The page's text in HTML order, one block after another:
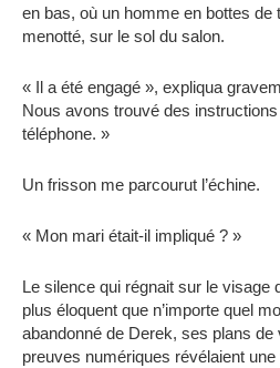
en bas, où un homme en bottes de
menotté, sur le sol du salon.
« Il a été engagé », expliqua
Nous avons trouvé des
téléphone. »
Un frisson me parcourut l’échine.
« Mon mari était-il impliqué ? »
Le silence qui régnait sur le visage
plus éloquent que n’importe quel
abandonné de Derek, ses plans de
preuves numériques révélaient